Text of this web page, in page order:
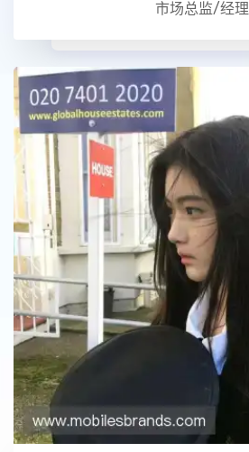
市场总监/经理